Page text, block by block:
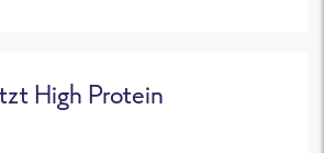
High Protein